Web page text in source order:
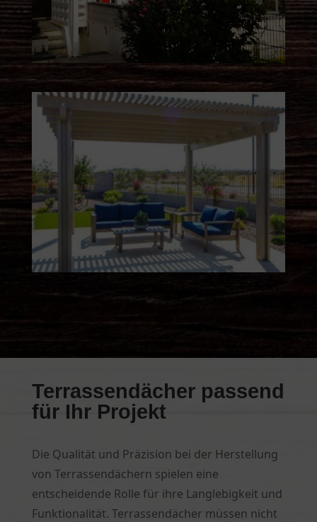
Terrassendächer passend
für Ihr Projekt
Die Qualität und Präzision bei der Herstellung
von Terrassendächern spielen eine
entscheidende Rolle für ihre Langlebigkeit und
Funktionalität. Terrassendächer müssen nicht